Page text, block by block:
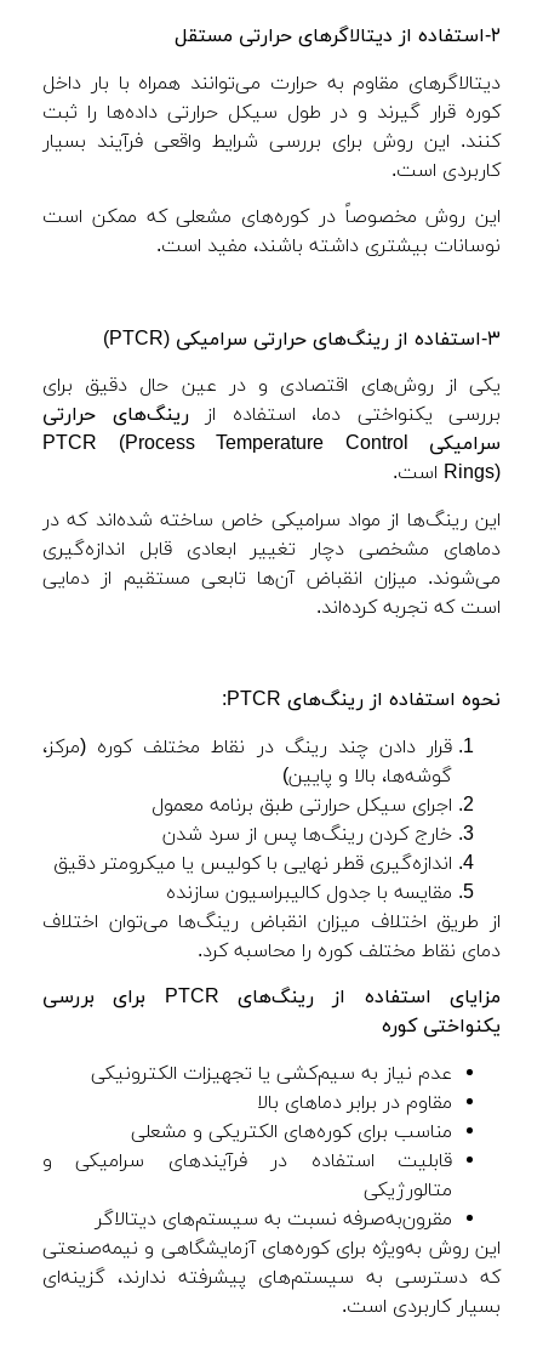
۲-استفاده از دیتالاگرهای حرارتی مستقل
دیتالاگرهای مقاوم به حرارت می‌توانند همراه با بار داخل
کوره قرار گیرند و در طول سیکل حرارتی داده‌ها را ثبت
کنند. این روش برای بررسی شرایط واقعی فرآیند بسیار
کاربردی است.
این روش مخصوصاً در کوره‌های مشعلی که ممکن است
نوسانات بیشتری داشته باشند، مفید است.
۳-استفاده از رینگ‌های حرارتی سرامیکی
(PTCR)
یکی از روش‌های اقتصادی و در عین حال دقیق برای
بررسی یکنواختی دما، استفاده ازرینگ‌های حرارتی
سرامیکی
PTCR (Process Temperature Control
Rings) است.
این رینگ‌ها از مواد سرامیکی خاص ساخته شده‌اند که در
دماهای مشخصی دچار تغییر ابعادی قابل اندازه‌گیری
می‌شوند. میزان انقباض آن‌ها تابعی مستقیم از دمایی
است که تجربه کرده‌اند.
نحوه استفاده از رینگ‌های
قرار دادن چند رینگ در نقاط مختلف کوره (مرکز،
گوشه‌ها، بالا و پایین)
اجرای سیکل حرارتی طبق برنامه معمول
خارج کردن رینگ‌ها پس از سرد شدن
اندازه‌گیری قطر نهایی با کولیس یا میکرومتر دقیق
مقایسه با جدول کالیبراسیون سازنده
از طریق اختلاف میزان انقباض رینگ‌ها می‌توان اختلاف
دمای نقاط مختلف کوره را محاسبه کرد.
مزایای استفاده از رینگ‌هایPTCR
برای بررسی
یکنواختی کوره
عدم نیاز به سیم‌کشی یا تجهیزات الکترونیکی
مقاوم در برابر دماهای بالا
مناسب برای کوره‌های الکتریکی و مشعلی
قابلیت استفاده در فرآیندهای سرامیکی و
متالورژیکی
مقرون‌به‌صرفه نسبت به سیستم‌های دیتالاگر
این روش به‌ویژه برای کوره‌های آزمایشگاهی و نیمه‌صنعتی
که دسترسی به سیستم‌های پیشرفته ندارند، گزینه‌ای
بسیار کاربردی است.